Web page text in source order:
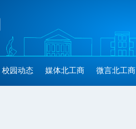
校园动态 媒体北工商 微言北工商